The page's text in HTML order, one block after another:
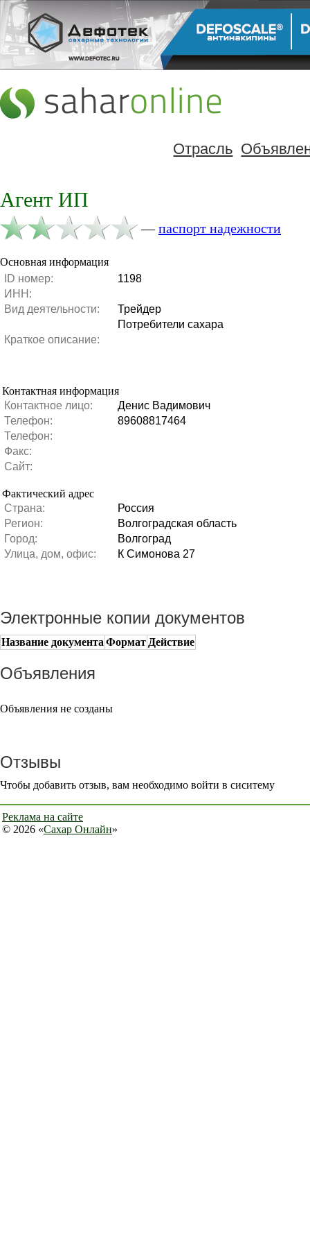
Отрасль
Агент ИП
—паспорт надежности
Основная информация
ID номер:
1198
ИНН:
Вид деятельности:
Трейдер
Потребители сахара
Краткое описание:
Контактная информация
Контактное лицо:
Денис Вадимович
Телефон:
89608817464
Телефон:
Факс:
Сайт:
Фактический адрес
Страна:
Россия
Регион:
Волгоградская область
Город:
Волгоград
Улица, дом, офис:
К Симонова 27
Электронные копии документов
Название документа Формат Действие
Объявления
Объявления не созданы
Отзывы
Чтобы добавить отзыв, вам необходимо войти в сиситему
Реклама на сайте
© 2026 «Сахар Онлайн»